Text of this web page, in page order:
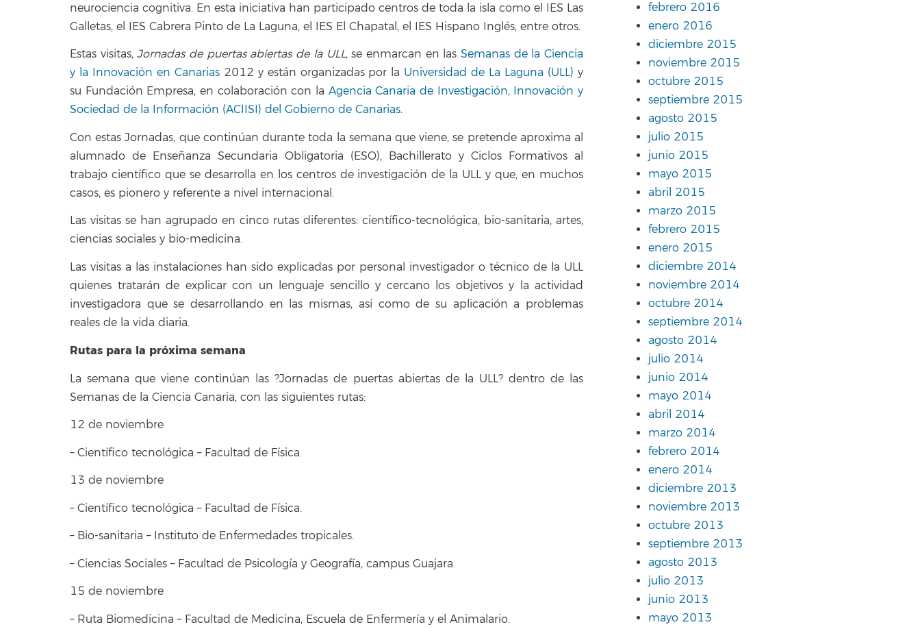
neurociencia cognitiva. En esta iniciativa han participado centros de toda la isla como el IES Las
Galletas, el IES Cabrera Pinto de La Laguna, el IES El Chapatal, el IES Hispano Inglés, entre otros.
Estas visitas,Jornadas de puertas abiertas de la ULL, se enmarcan en las Semanas de la Ciencia
y la Innovación en Canarias2012 y están organizadas por la Universidad de La Laguna (ULL) y
su Fundación Empresa, en colaboración con la Agencia Canaria de Investigación, Innovación y
Sociedad de la Información (ACIISI) del Gobierno de Canarias.
Con estas Jornadas, que continúan durante toda la semana que viene, se pretende aproxima al
alumnado de Enseñanza Secundaria Obligatoria (ESO), Bachillerato y Ciclos Formativos al
trabajo científico que se desarrolla en los centros de investigación de la ULL y que, en muchos
casos, es pionero y referente a nivel internacional.
Las visitas se han agrupado en cinco rutas diferentes: científico-tecnológica, bio-sanitaria, artes,
ciencias sociales y bio-medicina.
Las visitas a las instalaciones han sido explicadas por personal investigador o técnico de la ULL
quienes tratarán de explicar con un lenguaje sencillo y cercano los objetivos y la actividad
investigadora que se desarrollando en las mismas, así como de su aplicación a problemas
reales de la vida diaria.
Rutas para la próxima semana
La semana que viene continúan las ?Jornadas de puertas abiertas de la ULL? dentro de las
Semanas de la Ciencia Canaria, con las siguientes rutas:
12 de noviembre
– Científico tecnológica – Facultad de Física.
13 de noviembre
– Científico tecnológica – Facultad de Física.
– Bio-sanitaria – Instituto de Enfermedades tropicales.
– Ciencias Sociales – Facultad de Psicología y Geografía, campus Guajara.
15 de noviembre
– Ruta Biomedicina – Facultad de Medicina, Escuela de Enfermería y el Animalario.
febrero 2016
enero 2016
diciembre 2015
noviembre 2015
octubre 2015
septiembre 2015
agosto 2015
julio 2015
junio 2015
mayo 2015
abril 2015
marzo 2015
febrero 2015
enero 2015
diciembre 2014
noviembre 2014
octubre 2014
septiembre 2014
agosto 2014
julio 2014
junio 2014
mayo 2014
abril 2014
marzo 2014
febrero 2014
enero 2014
diciembre 2013
noviembre 2013
octubre 2013
septiembre 2013
agosto 2013
julio 2013
junio 2013
mayo 2013